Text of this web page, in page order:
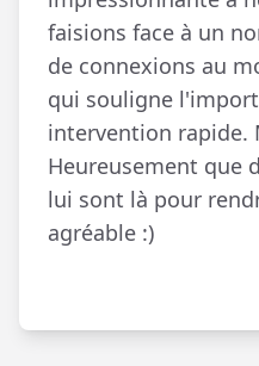
faisions face à un
de connexions au
qui souligne
intervention rapide.
Heureusement que
lui sont là pour
agréable :)